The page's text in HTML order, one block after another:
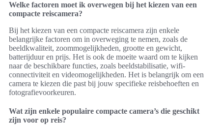
Welke factoren moet ik overwegen bij het kiezen van een
compacte reiscamera?
Bij het kiezen van een compacte reiscamera zijn enkele
belangrijke factoren om in overweging te nemen, zoals de
beeldkwaliteit, zoommogelijkheden, grootte en gewicht,
batterijduur en prijs. Het is ook de moeite waard om te kijken
naar de beschikbare functies, zoals beeldstabilisatie, wifi-
connectiviteit en videomogelijkheden. Het is belangrijk om een
camera te kiezen die past bij jouw specifieke reisbehoeften en
fotografievoorkeuren.
Wat zijn enkele populaire compacte camera’s die geschikt
zijn voor op reis?